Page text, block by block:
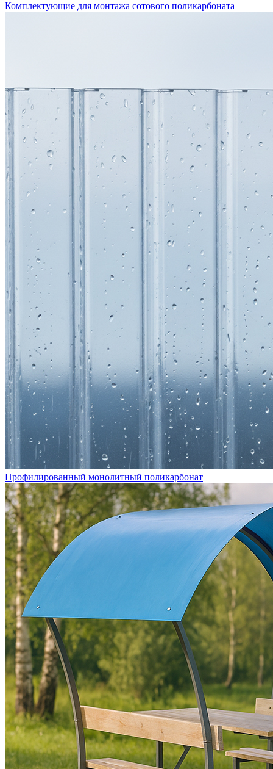
Комплектующие для монтажа сотового поликарбоната
Профилированный монолитный поликарбонат